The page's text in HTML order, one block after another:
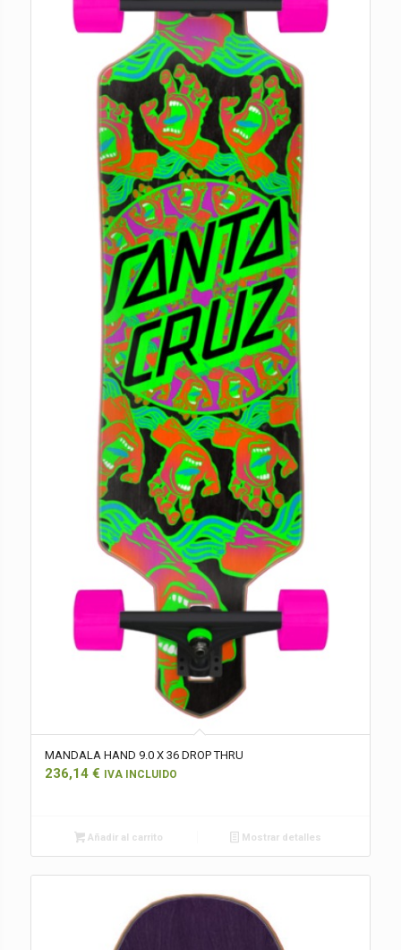
MANDALA HAND 9.0 X 36 DROP THRU
236,14 € IVA INCLUIDO
Añadir al carrito Mostrar detalles